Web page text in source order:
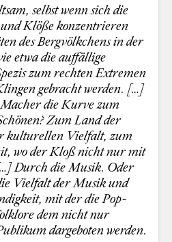
selbst wenn sich die
Klöße konzentrieren
des Bergvölkchens in der
etwa die auffällige
zum rechten Extremen
gebracht werden. […]
die Kurve zum
Zum Land der
kulturellen Vielfalt, zum
wo der Kloß nicht nur mit
Durch die Musik. Oder
Vielfalt der Musik und
mit der die Pop-
dem nicht nur
dargeboten werden.